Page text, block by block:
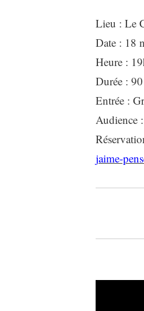
Lieu : Le
Date : 18
Heure :
Durée :
Entrée :
Audience
jaime-